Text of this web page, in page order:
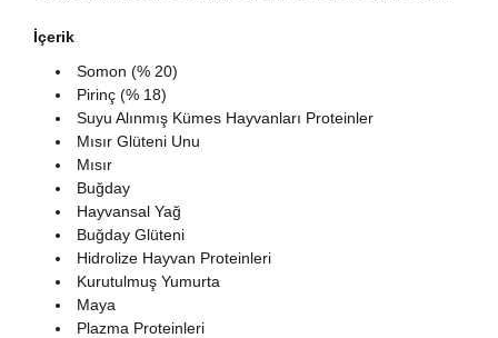
İçerik
Somon (% 20)
Pirinç (% 18)
Suyu Alınmış Kümes Hayvanları Proteinler
Mısır Glüteni Unu
Mısır
Buğday
Hayvansal Yağ
Buğday Glüteni
Hidrolize Hayvan Proteinleri
Kurutulmuş Yumurta
Maya
Plazma Proteinleri